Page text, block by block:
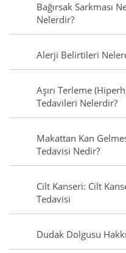
Bağırsak Sarkması
Nelerdir?
Alerji Belirtileri
Aşırı Terleme
Tedavileri Nelerdir?
Makattan Kan
Tedavisi Nedir?
Cilt Kanseri: Cilt
Tedavisi
Dudak Dolgusu